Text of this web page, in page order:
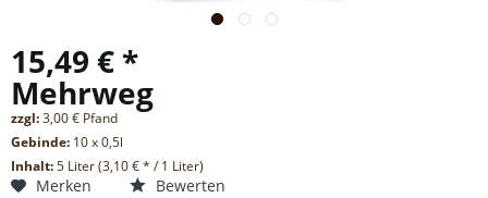
15,49 € *
Mehrweg
zzgl:3,00 € Pfand
Gebinde: 10 x 0,5l
Inhalt:5 Liter (3,10 € * / 1 Liter)
Merken Bewerten